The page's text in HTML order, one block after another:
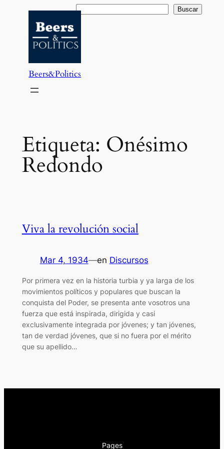
contenido
Buscar Buscar
Beers&Politics
Etiqueta: Onésimo
Redondo
Viva la revolución social
Mar 4, 1934—en Discursos
Por primera vez en la historia turbia y ya larga de los
movimientos políticos y populares que buscan la
conquista del Poder, se presenta ante vosotros una
fuerza que está inspirada, dirigida y casi
exclusivamente integrada por jóvenes; y tan jóvenes,
tan de verdad jóvenes, que si no fuera por el mérito
que su apellido…
Pages